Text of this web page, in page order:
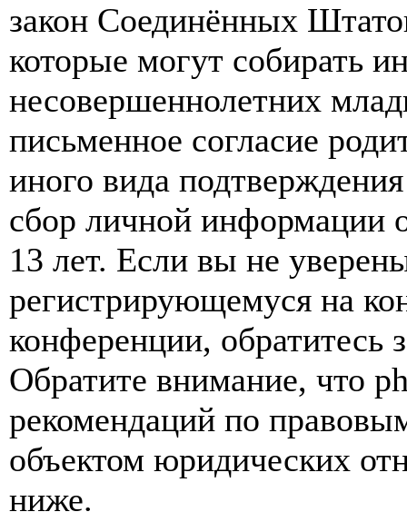
закон Соединённых
которые могут собирать
несовершеннолетних
письменное согласие
иного вида
сбор личной информации
13 лет. Если вы не
регистрирующемуся на
конференции, обратитесь
Обратите внимание, что
рекомендаций по
объектом юридических
ниже.